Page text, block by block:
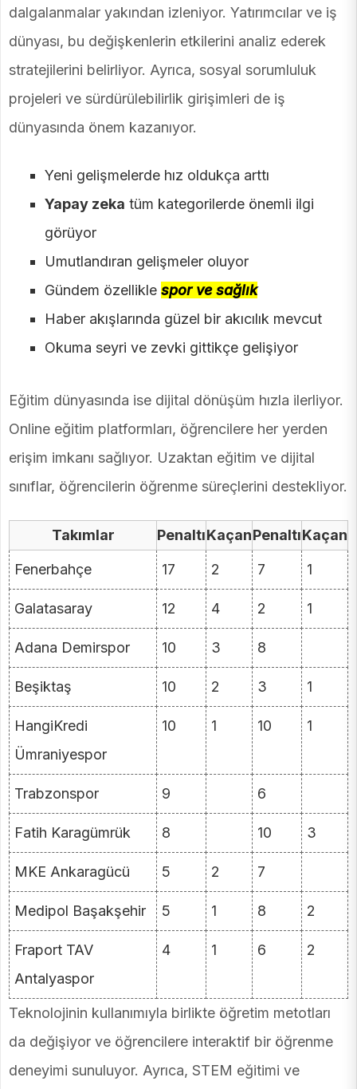
dalgalanmalar yakından izleniyor. Yatırımcılar ve iş
dünyası, bu değişkenlerin etkilerini analiz ederek
stratejilerini belirliyor. Ayrıca, sosyal sorumluluk
projeleri ve sürdürülebilirlik girişimleri de iş
dünyasında önem kazanıyor.
Yeni gelişmelerde hız oldukça arttı
Yapay zeka tüm kategorilerde önemli ilgi
görüyor
Umutlandıran gelişmeler oluyor
Gündem özellikle spor ve sağlık
Haber akışlarında güzel bir akıcılık mevcut
Okuma seyri ve zevki gittikçe gelişiyor
Eğitim dünyasında ise dijital dönüşüm hızla ilerliyor.
Online eğitim platformları, öğrencilere her yerden
erişim imkanı sağlıyor. Uzaktan eğitim ve dijital
sınıflar, öğrencilerin öğrenme süreçlerini destekliyor.
Takımlar PenaltıKaçanPenaltıKaçan
Fenerbahçe 17 2 7 1
Galatasaray 12 4 2 1
Adana Demirspor 10 3 8
Beşiktaş 10 2 3 1
HangiKredi
Ümraniyespor
10 1 10 1
Trabzonspor 9 6
Fatih Karagümrük 8 10 3
MKE Ankaragücü 5 2 7
Medipol Başakşehir 5 1 8 2
Fraport TAV
Antalyaspor
4 1 6 2
Teknolojinin kullanımıyla birlikte öğretim metotları
da değişiyor ve öğrencilere interaktif bir öğrenme
deneyimi sunuluyor. Ayrıca, STEM eğitimi ve